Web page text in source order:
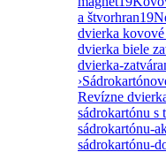
a štvorhran19
dvierka
dvierka biele
dvierka-
›
Revízne
sádrokartónu s
sádrokartónu-
sádrokartónu-